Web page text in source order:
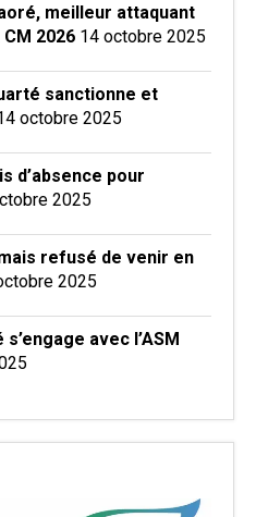
meilleur attaquant
2026 14 octobre 2025
sanctionne et
octobre 2025
d’absence pour
2025
refusé de venir en
2025
avec l’ASM